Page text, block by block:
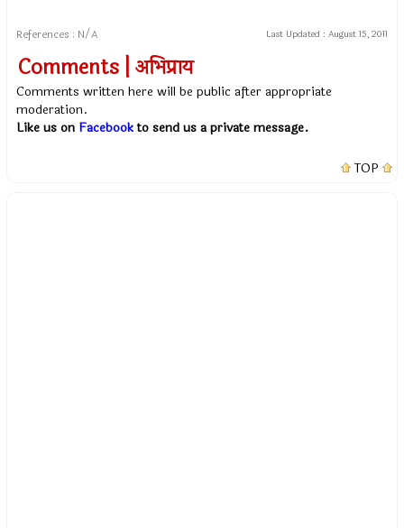
References : N/A Last Updated : August 15, 2011
Comments | अभिप्राय
Comments written here will be public after appropriate
moderation.
Like us on Facebookto send us a private message.
TOP